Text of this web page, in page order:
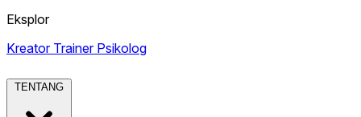
Eksplor
Kreator Trainer Psikolog
TENTANG